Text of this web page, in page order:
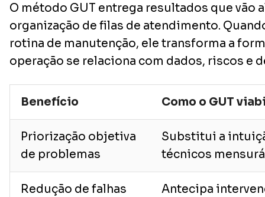
O método GUT entrega resultados que vão
organização de filas de atendimento.
rotina de manutenção, ele transforma a
operação se relaciona com dados, riscos e
Benefício Como o GUT
Priorização objetiva
de problemas
Substitui a
técnicos
Redução de falhas
Antecipa